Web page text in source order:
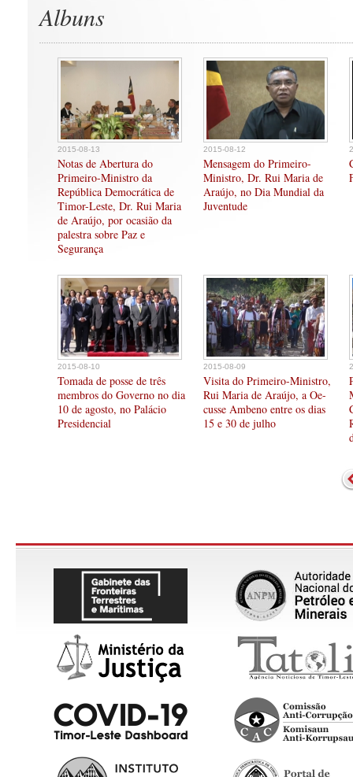
Albuns
2015-08-13
Notas de Abertura do
Primeiro-Ministro da
República Democrática de
Timor-Leste, Dr. Rui Maria
de Araújo, por ocasião da
palestra sobre Paz e
Segurança
2015-08-12
Mensagem do Primeiro-
Ministro, Dr. Rui Maria de
Araújo, no Dia Mundial da
Juventude
2015-08-10
Tomada de posse de três
membros do Governo no dia
10 de agosto, no Palácio
Presidencial
2015-08-09
Visita do Primeiro-Ministro,
Rui Maria de Araújo, a Oe-
cusse Ambeno entre os dias
15 e 30 de julho